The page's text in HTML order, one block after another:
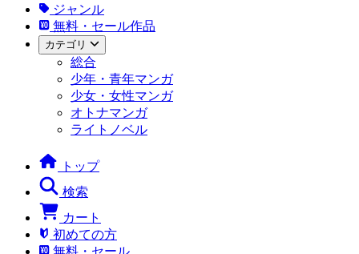
ジャンル
無料・セール作品
カテゴリ
総合
少年・青年マンガ
少女・女性マンガ
オトナマンガ
ライトノベル
トップ
検索
カート
初めての方
無料・セール